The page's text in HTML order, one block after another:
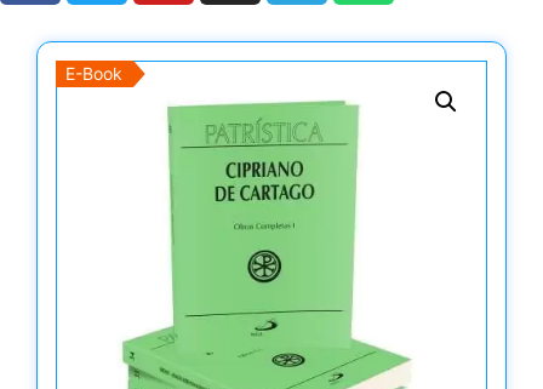
E-Book